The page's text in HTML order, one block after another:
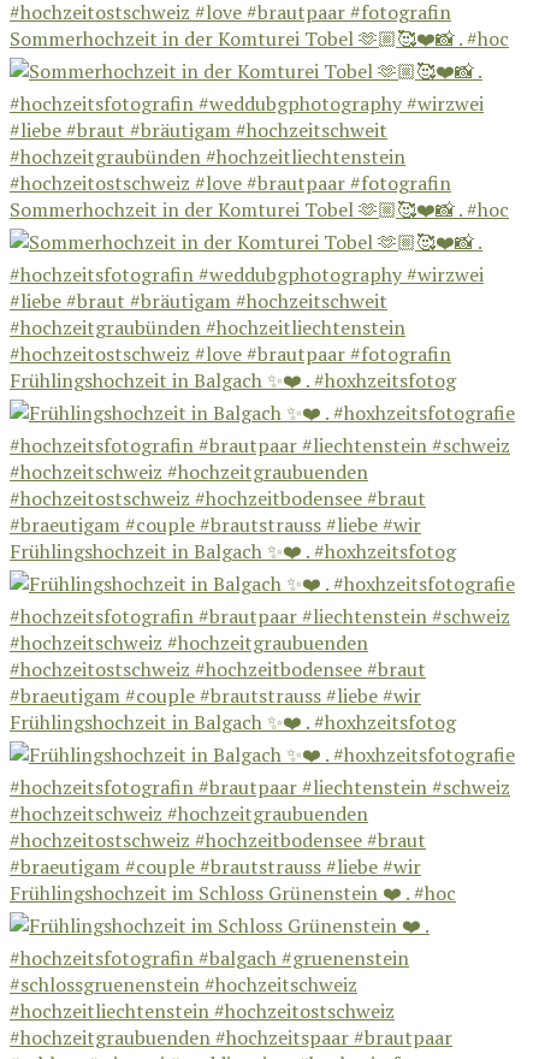
Sommerhochzeit in der Komturei Tobel 🫶🏼🥰❤️📸 . #hoc
Sommerhochzeit in der Komturei Tobel 🫶🏼🥰❤️📸 . #hoc
Frühlingshochzeit in Balgach ✨❤️ . #hoxhzeitsfotog
Frühlingshochzeit in Balgach ✨❤️ . #hoxhzeitsfotog
Frühlingshochzeit in Balgach ✨❤️ . #hoxhzeitsfotog
Frühlingshochzeit im Schloss Grünenstein ❤️ . #hoc